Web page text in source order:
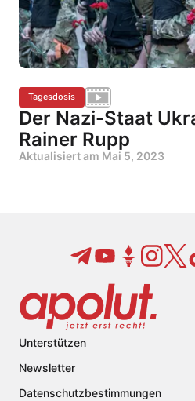
Tagesdosis
Der Nazi-Staat
Rainer Rupp
Aktualisiert am Mai 5, 2023
Unterstützen
Newsletter
Datenschutzbestimmungen